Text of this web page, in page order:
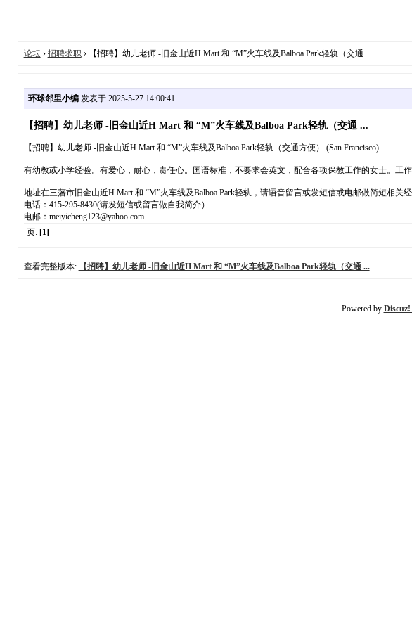
论坛› 招聘求职› 【招聘】幼儿老师 -旧金山近H Mart 和 “M”火车线及Balboa Park轻轨（交通 ...
环球邻里小编发表于 2025-5-27 14:00:41
【招聘】幼儿老师 -旧金山近H Mart 和 “M”火车线及Balboa Park轻轨（交通 ...
【招聘】幼儿老师 -旧金山近H Mart 和 “M”火车线及Balboa Park轻轨（交通方便） (San Francisco)
有幼教或小学经验。有爱心，耐心，责任心。国语标准，不要求会英文，配合各项保教工作的女士。工
地址在三藩市旧金山近H Mart 和 “M”火车线及Balboa Park轻轨，请语音留言或发短信或电邮做简短相关
电话：415-295-8430(请发短信或留言做自我简介）
电邮：meiyicheng123@yahoo.com
页: [1]
查看完整版本: 【招聘】幼儿老师 -旧金山近H Mart 和 “M”火车线及Balboa Park轻轨（交通 ...
Powered by